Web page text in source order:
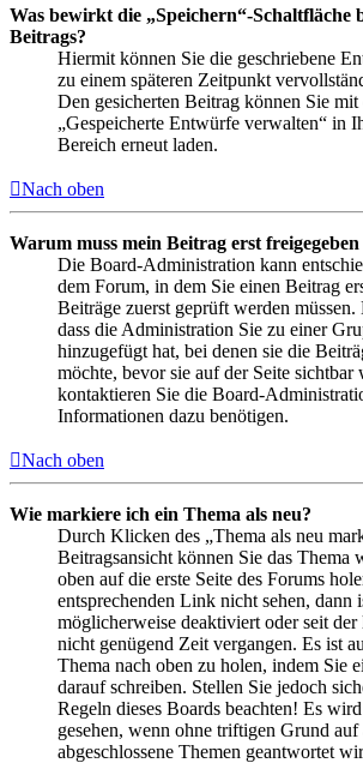
Was bewirkt die „Speichern“-Schaltfläche
Beitrags?
Hiermit können Sie die geschriebene
zu einem späteren Zeitpunkt
Den gesicherten Beitrag können Sie
„Gespeicherte Entwürfe verwalten“ in
Bereich erneut laden.
Nach oben
Warum muss mein Beitrag erst
Die Board-Administration kann
dem Forum, in dem Sie einen Beitrag
Beiträge zuerst geprüft werden
dass die Administration Sie zu einer
hinzugefügt hat, bei denen sie die
möchte, bevor sie auf der Seite sichtbar
kontaktieren Sie die Board-
Informationen dazu benötigen.
Nach oben
Wie markiere ich ein Thema als neu?
Durch Klicken des „Thema als neu
Beitragsansicht können Sie das Thema
oben auf die erste Seite des Forums
entsprechenden Link nicht sehen, dann
möglicherweise deaktiviert oder seit
nicht genügend Zeit vergangen. Es ist
Thema nach oben zu holen, indem Sie
darauf schreiben. Stellen Sie jedoch
Regeln dieses Boards beachten! Es
gesehen, wenn ohne triftigen Grund auf
abgeschlossene Themen geantwortet